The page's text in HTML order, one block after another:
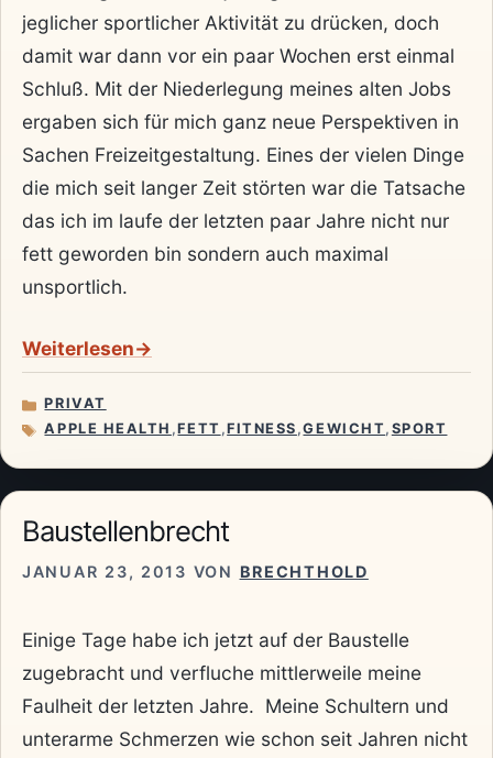
jeglicher sportlicher Aktivität zu drücken, doch
damit war dann vor ein paar Wochen erst einmal
Schluß. Mit der Niederlegung meines alten Jobs
ergaben sich für mich ganz neue Perspektiven in
Sachen Freizeitgestaltung. Eines der vielen Dinge
die mich seit langer Zeit störten war die Tatsache
das ich im laufe der letzten paar Jahre nicht nur
fett geworden bin sondern auch maximal
unsportlich.
Weiterlesen
KATEGORIEN
PRIVAT
SCHLAGWÖRTER
APPLE HEALTH ,FETT ,FITNESS ,GEWICHT , SPORT
Baustellenbrecht
JANUAR 23, 2013 VON BRECHTHOLD
Einige Tage habe ich jetzt auf der Baustelle
zugebracht und verfluche mittlerweile meine
Faulheit der letzten Jahre. Meine Schultern und
unterarme Schmerzen wie schon seit Jahren nicht